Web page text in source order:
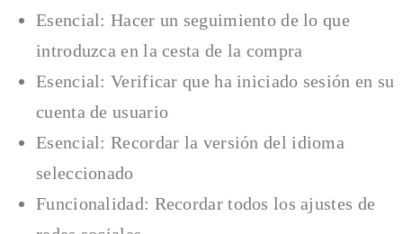
Esencial: Hacer un seguimiento de lo que
introduzca en la cesta de la compra
Esencial: Verificar que ha iniciado sesión en su
cuenta de usuario
Esencial: Recordar la versión del idioma
seleccionado
Funcionalidad: Recordar todos los ajustes de